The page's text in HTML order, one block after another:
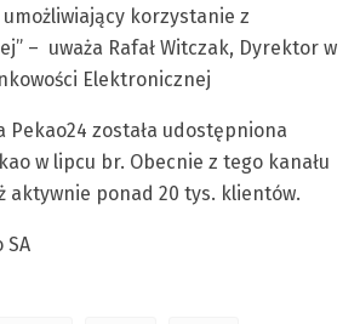
korzystanie z
– uważa Rafał Witczak, Dyrektor w
Elektronicznej
Pekao24 została udostępniona
w lipcu br. Obecnie z tego kanału
aktywnie ponad 20 tys. klientów.
SA